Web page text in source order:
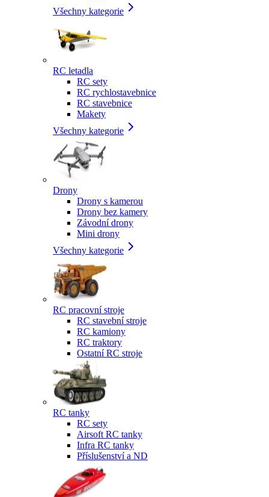
Všechny kategorie
RC letadla
RC sety
RC rychlostavebnice
RC stavebnice
Makety
Všechny kategorie
Drony
Drony s kamerou
Drony bez kamery
Závodní drony
Mini drony
Všechny kategorie
RC pracovní stroje
RC stavební stroje
RC kamiony
RC traktory
Ostatní RC stroje
RC tanky
RC sety
Airsoft RC tanky
Infra RC tanky
Příslušenství a ND